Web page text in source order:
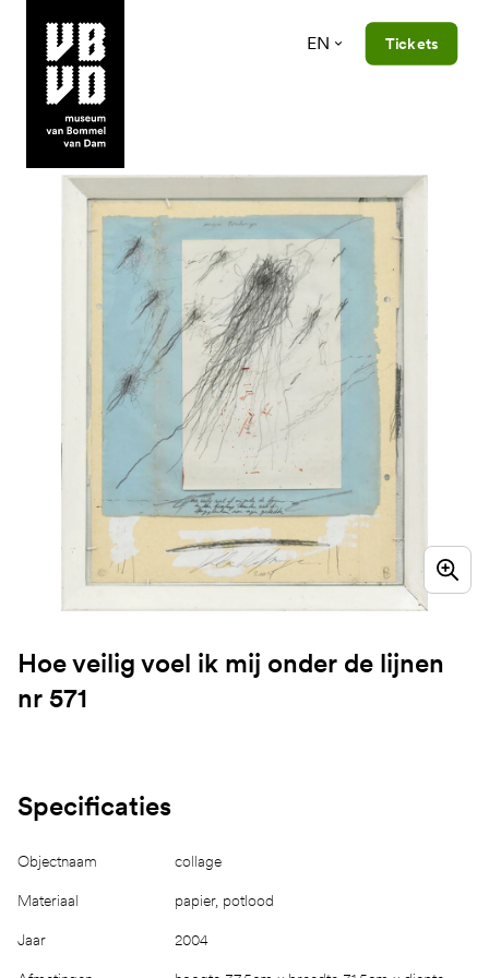
museum van Bommel van Dam
EN Tickets
Hoe veilig voel ik mij onder de lijnen
nr 571
Specificaties
Objectnaam collage
Materiaal papier, potlood
Jaar 2004